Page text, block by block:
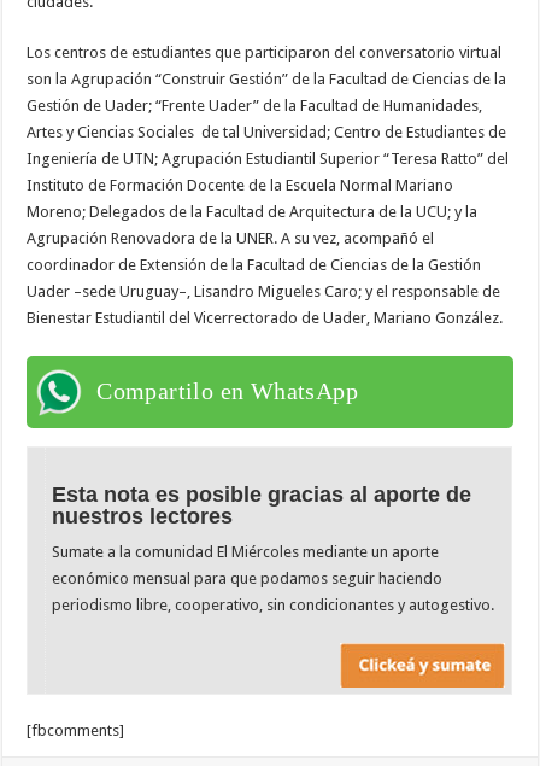
Los centros de estudiantes que participaron del conversatorio virtual
son la Agrupación “Construir Gestión” de la Facultad de Ciencias de la
Gestión de Uader; “Frente Uader” de la Facultad de Humanidades,
Artes y Ciencias Sociales de tal Universidad; Centro de Estudiantes de
Ingeniería de UTN; Agrupación Estudiantil Superior “Teresa Ratto” del
Instituto de Formación Docente de la Escuela Normal Mariano
Moreno; Delegados de la Facultad de Arquitectura de la UCU; y la
Agrupación Renovadora de la UNER. A su vez, acompañó el
coordinador de Extensión de la Facultad de Ciencias de la Gestión
Uader –sede Uruguay–, Lisandro Migueles Caro; y el responsable de
Bienestar Estudiantil del Vicerrectorado de Uader, Mariano González.
Compartilo en WhatsApp
Esta nota es posible gracias al aporte de
nuestros lectores
Sumate a la comunidad El Miércoles mediante un aporte
económico mensual para que podamos seguir haciendo
periodismo libre, cooperativo, sin condicionantes y autogestivo.
[fbcomments]